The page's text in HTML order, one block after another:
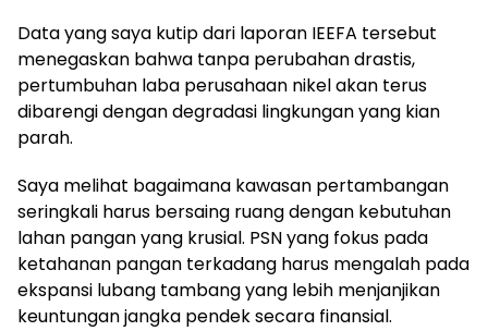
Data yang saya kutip dari laporan IEEFA tersebut
menegaskan bahwa tanpa perubahan drastis,
pertumbuhan laba perusahaan nikel akan terus
dibarengi dengan degradasi lingkungan yang kian
parah.
Saya melihat bagaimana kawasan pertambangan
seringkali harus bersaing ruang dengan kebutuhan
lahan pangan yang krusial. PSN yang fokus pada
ketahanan pangan terkadang harus mengalah pada
ekspansi lubang tambang yang lebih menjanjikan
keuntungan jangka pendek secara finansial.